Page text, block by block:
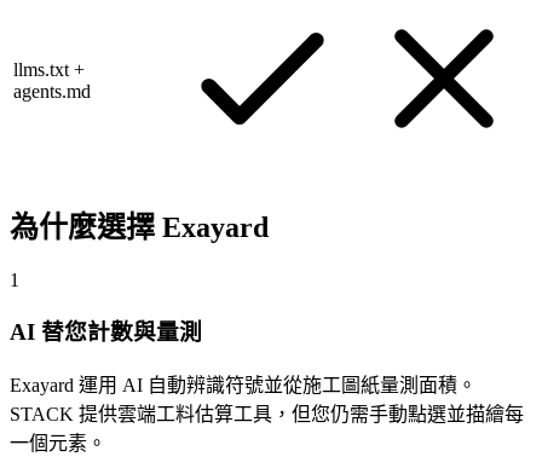
llms.txt +
agents.md
為什麼選擇 Exayard
1
AI 替您計數與量測
Exayard 運用 AI 自動辨識符號並從施工圖紙量測面積。
STACK 提供雲端工料估算工具，但您仍需手動點選並描繪每
一個元素。